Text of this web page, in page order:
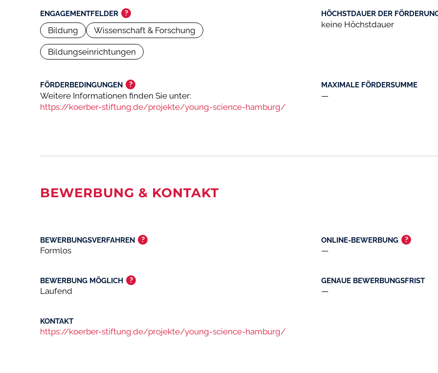
ENGAGEMENTFELDER ?
Bildung Wissenschaft & Forschung
Bildungseinrichtungen
HÖCHSTDAUER DER
keine Höchstdauer
FÖRDERBEDINGUNGEN ?
Weitere Informationen finden Sie unter:
https://koerber-stiftung.de/projekte/young-science-hamburg/
MAXIMALE FÖRDERSUMME
—
BEWERBUNG & KONTAKT
BEWERBUNGSVERFAHREN ?
Formlos
ONLINE-BEWERBUNG ?
—
BEWERBUNG MÖGLICH ?
Laufend
GENAUE BEWERBUNGSFRIST
—
KONTAKT
https://koerber-stiftung.de/projekte/young-science-hamburg/